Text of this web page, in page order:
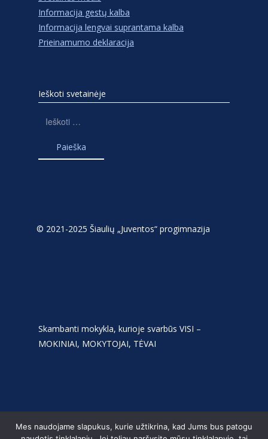
Informacija gestų kalba
Informacija lengvai suprantama kalba
Prieinamumo deklaracija
Ieškoti svetainėje
© 2021-2025 Šiaulių „Juventos“ progimnazija
Skambanti mokykla, kurioje svarbūs VISI –
MOKINIAI, MOKYTOJAI, TĖVAI
Mes naudojame slapukus, kurie užtikrina, kad Jums bus patogu